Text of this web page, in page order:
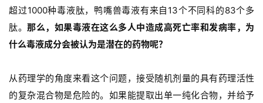
超过1000种毒液肽，鸭嘴兽毒液有来自13个不同科的83个多
肽。 那么，如果毒液在这么多人中造成高死亡率和发病率，为
什么毒液成分会被认为是潜在的药物呢？
从药理学的角度来看这个问题，接受随机剂量的具有药理活性
的复杂混合物是危险的。如果能提取出单一纯化合物，并给予